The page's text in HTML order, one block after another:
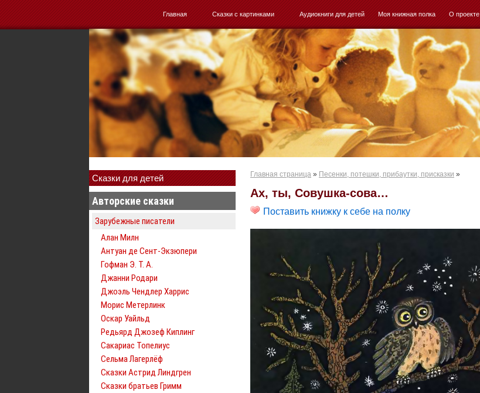
Главная Сказки с картинками Аудиокниги для детей Моя книжная полка О проекте
Сказки для детей
Авторские сказки
Зарубежные писатели
Алан Милн
Антуан де Сент-Экзюпери
Гофман Э. Т. А.
Джанни Родари
Джоэль Чендлер Харрис
Морис Метерлинк
Оскар Уайльд
Редьярд Джозеф Киплинг
Сакариас Топелиус
Сельма Лагерлёф
Сказки Астрид Линдгрен
Сказки братьев Гримм
Главная страница » Песенки, потешки, прибаутки, присказки »
Ах, ты, Совушка-сова…
Поставить книжку к себе на полку